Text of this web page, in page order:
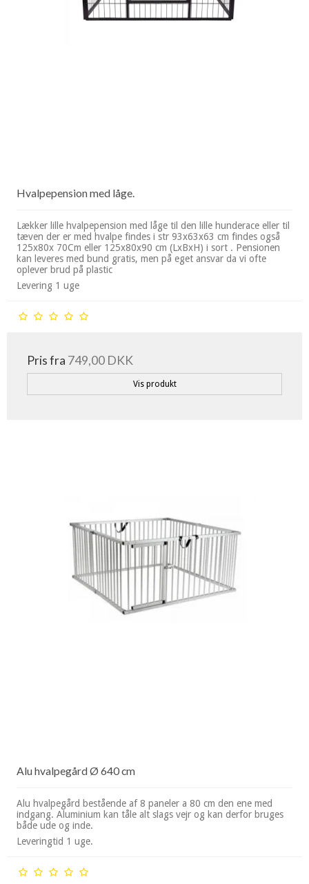
Hvalpepension med låge.
Lækker lille hvalpepension med låge til den lille hunderace eller til
tæven der er med hvalpe findes i str 93x63x63 cm findes også
125x80x 70Cm eller 125x80x90 cm (LxBxH) i sort . Pensionen
kan leveres med bund gratis, men på eget ansvar da vi ofte
oplever brud på plastic
Levering 1 uge
Pris fra 749,00 DKK
Vis produkt
Alu hvalpegård Ø 640 cm
Alu hvalpegård bestående af 8 paneler a 80 cm den ene med
indgang. Aluminium kan tåle alt slags vejr og kan derfor bruges
både ude og inde.
Leveringtid 1 uge.